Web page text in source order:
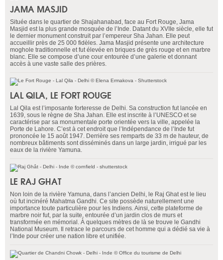
JAMA MASJID
Située dans le quartier de Shajahanabad, face au Fort Rouge, Jama
Masjid est la plus grande mosquée de l’Inde. Datant du XVIIe siècle, elle fut
le dernier monument construit par l’empereur Sha Jahan. Elle peut
accueillir près de 25 000 fidèles. Jama Masjid présente une architecture
moghole traditionnelle et fut élevée en briques de grès rouge et en marbre
blanc. Elle se compose d’une cour entourée d’une galerie et donnant
accès à une vaste salle des prières.
LAL QILA, LE FORT ROUGE
Lal Qila est l’imposante forteresse de Delhi. Sa construction fut lancée en
1639, sous le règne de Sha Jahan. Elle est inscrite à l’UNESCO et se
caractérise par sa monumentale porte orientée vers la ville, appelée la
Porte de Lahore. C’est à cet endroit que l’Indépendance de l’Inde fut
prononcée le 15 août 1947. Derrière ses remparts de 33 m de hauteur, de
nombreux bâtiments sont disséminés dans un large jardin, irrigué par les
eaux de la rivière Yamuna.
LE RAJ GHAT
Non loin de la rivière Yamuna, dans l’ancien Delhi, le Raj Ghat est le lieu
où fut incinéré Mahatma Gandhi. Ce site possède naturellement une
importance toute particulière pour les Indiens. Ainsi, cette plateforme de
marbre noir fut, par la suite, entourée d’un jardin clos de murs et
transformée en mémorial. À quelques mètres de là se trouve le Gandhi
National Museum. Il retrace le parcours de cet homme qui a dédié sa vie à
l’Inde pour créer une nation libre et unifiée.